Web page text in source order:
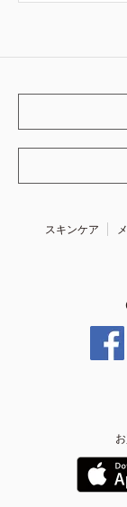
スキンケア